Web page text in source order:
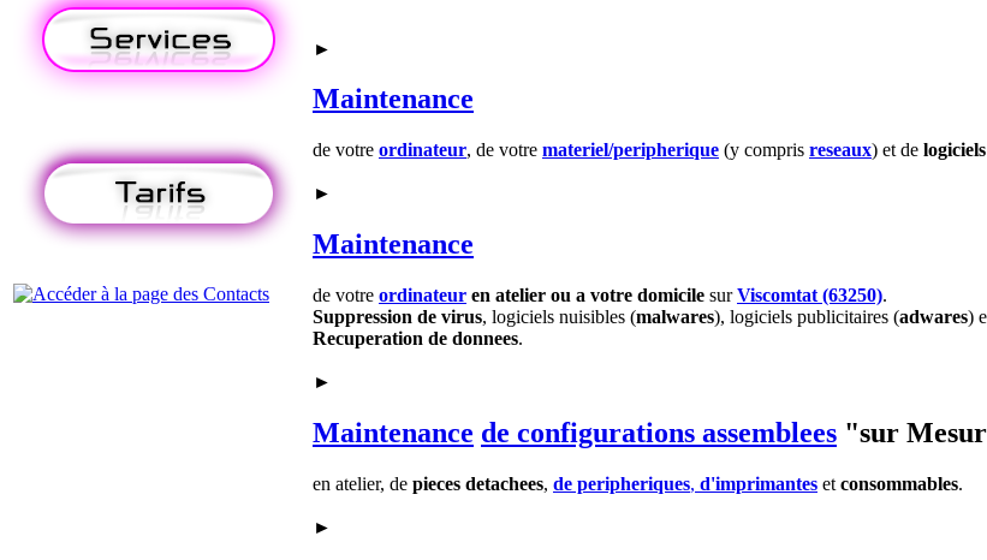
►
Maintenance
de votre ordinateur, de votre materiel/peripherique (y compris reseaux) et de logiciels
►
Maintenance
de votre ordinateur en atelier ou a votre domicile surViscomtat (63250).
Suppression de virus, logiciels nuisibles (malwares), logiciels publicitaires (adwares)
Recuperation de donnees.
►
Maintenance de configurations assemblees "sur
en atelier, de pieces detachees, de peripheriques, d'imprimantes et consommables.
►